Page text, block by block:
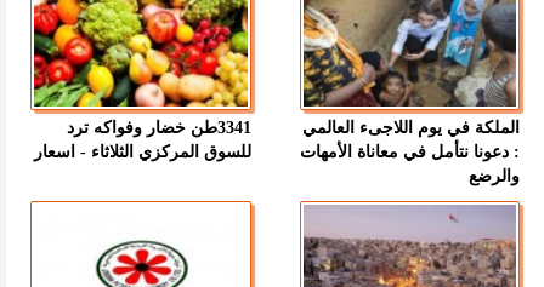
الملكة في يوم اللاجىء العالمي
: دعونا نتأمل في معاناة الأمهات
والرضع
3341طن خضار وفواكه ترد
للسوق المركزي الثلاثاء - اسعار